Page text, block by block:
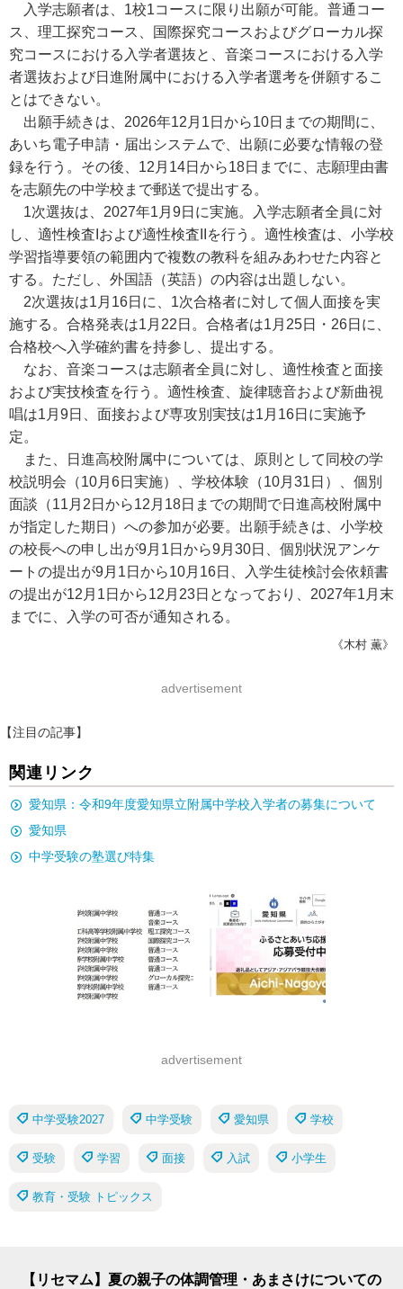
入学志願者は、1校1コースに限り出願が可能。普通コー
ス、理工探究コース、国際探究コースおよびグローカル探
究コースにおける入学者選抜と、音楽コースにおける入学
者選抜および日進附属中における入学者選考を併願するこ
とはできない。
出願手続きは、2026年12月1日から10日までの期間に、
あいち電子申請・届出システムで、出願に必要な情報の登
録を行う。その後、12月14日から18日までに、志願理由書
を志願先の中学校まで郵送で提出する。
1次選抜は、2027年1月9日に実施。入学志願者全員に対
し、適性検査Iおよび適性検査IIを行う。適性検査は、小学校
学習指導要領の範囲内で複数の教科を組みあわせた内容と
する。ただし、外国語（英語）の内容は出題しない。
2次選抜は1月16日に、1次合格者に対して個人面接を実
施する。合格発表は1月22日。合格者は1月25日・26日に、
合格校へ入学確約書を持参し、提出する。
なお、音楽コースは志願者全員に対し、適性検査と面接
および実技検査を行う。適性検査、旋律聴音および新曲視
唱は1月9日、面接および専攻別実技は1月16日に実施予
定。
また、日進高校附属中については、原則として同校の学
校説明会（10月6日実施）、学校体験（10月31日）、個別
面談（11月2日から12月18日までの期間で日進高校附属中
が指定した期日）への参加が必要。出願手続きは、小学校
の校長への申し出が9月1日から9月30日、個別状況アンケ
ートの提出が9月1日から10月16日、入学生徒検討会依頼書
の提出が12月1日から12月23日となっており、2027年1月末
までに、入学の可否が通知される。
《木村 薫》
advertisement
【注目の記事】
関連リンク
愛知県：令和9年度愛知県立附属中学校入学者の募集について
愛知県
中学受験の塾選び特集
advertisement
中学受験2027 中学受験 愛知県 学校
受験 学習 面接 入試 小学生
教育・受験 トピックス
【リセマム】夏の親子の体調管理・あまさけについての